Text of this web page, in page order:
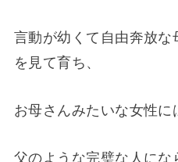
言動が幼くて自由奔放
を見て育ち、
お母さんみたいな女性に
父のような完璧な人にな